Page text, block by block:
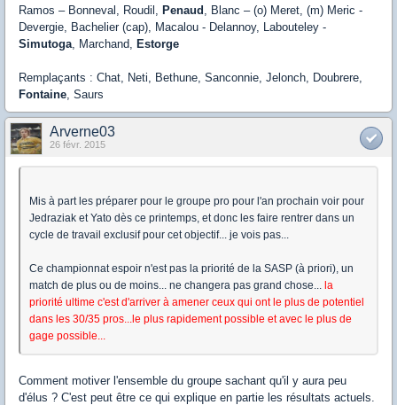
Ramos – Bonneval, Roudil, Penaud , Blanc – (o) Meret, (m) Meric -
Devergie, Bachelier (cap), Macalou - Delannoy, Labouteley -
Simutoga, Marchand, Estorge
Remplaçants : Chat, Neti, Bethune, Sanconnie, Jelonch, Doubrere,
Fontaine, Saurs
Arverne03
26 févr. 2015
Mis à part les préparer pour le groupe pro pour l'an prochain voir pour
Jedraziak et Yato dès ce printemps, et donc les faire rentrer dans un
cycle de travail exclusif pour cet objectif... je vois pas...
Ce championnat espoir n'est pas la priorité de la SASP (à priori), un
match de plus ou de moins... ne changera pas grand chose... la
priorité ultime c'est d'arriver à amener ceux qui ont le plus de potentiel
dans les 30/35 pros...le plus rapidement possible et avec le plus de
gage possible...
Comment motiver l'ensemble du groupe sachant qu'il y aura peu
d'élus ? C'est peut être ce qui explique en partie les résultats actuels.